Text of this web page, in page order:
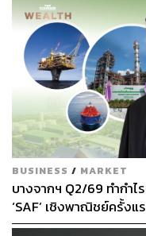
BUSINESS / MARKET
บางจากฯ Q2/69 ทำกำไ
‘SAF’ เชิงพาณิชย์ครั้ง
ล้าน